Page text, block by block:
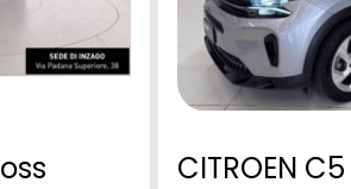
Volante regolabile in altezza e
profondità
CITROEN